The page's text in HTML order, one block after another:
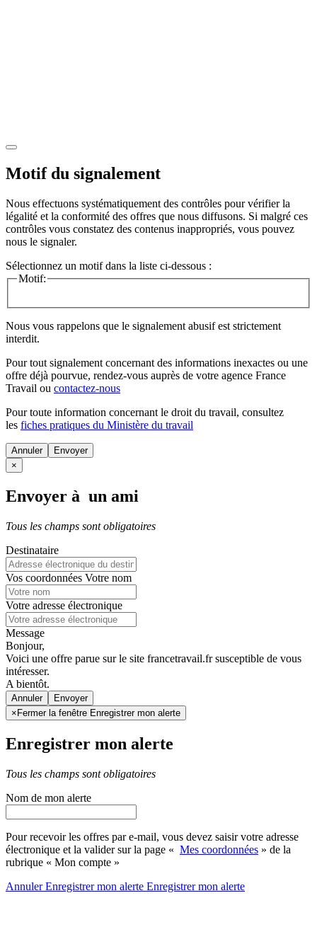
Motif du signalement
Nous effectuons systématiquement des contrôles pour vérifier la
légalité et la conformité des offres que nous diffusons. Si malgré ces
contrôles vous constatez des contenus inappropriés, vous pouvez
nous le signaler.
Sélectionnez un motif dans la liste ci-dessous :
Motif:
Nous vous rappelons que le signalement abusif est strictement
interdit.
Pour tout signalement concernant des informations inexactes ou une
offre déjà pourvue, rendez-vous auprès de votre agence France
Travail ou contactez-nous
Pour toute information concernant le droit du travail, consultez
les fiches pratiques du Ministère du travail
Annuler
×
Envoyer à un ami
Tous les champs sont obligatoires
Destinataire
Vos coordonnées Votre nom
Votre adresse électronique
Message
Bonjour,
Voici une offre parue sur le site francetravail.fr susceptible de vous
intéresser.
A bientôt.
Annuler
× Fermer la fenêtre Enregistrer mon alerte
Enregistrer mon alerte
Tous les champs sont obligatoires
Nom de mon alerte
Pour recevoir les offres par e-mail, vous devez saisir votre adresse
électronique et la valider sur la page « Mes coordonnées » de la
rubrique « Mon compte »
AnnulerEnregistrer mon alerte Enregistrermon alerte